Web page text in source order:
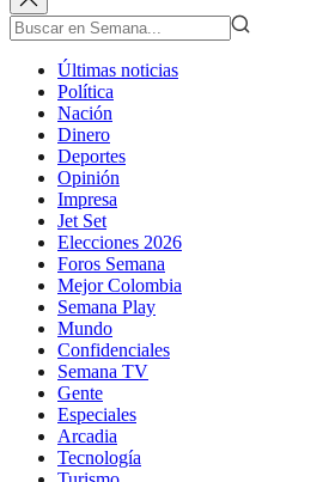
Últimas noticias
Política
Nación
Dinero
Deportes
Opinión
Impresa
Jet Set
Elecciones 2026
Foros Semana
Mejor Colombia
Semana Play
Mundo
Confidenciales
Semana TV
Gente
Especiales
Arcadia
Tecnología